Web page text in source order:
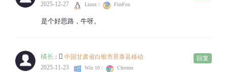
2025-12-27
Linux / FireFox
是个好思路，牛呀。
橘长 :
中国甘肃省白银市景泰县移动
2025-11-23
Win 10 / Chrome
回复